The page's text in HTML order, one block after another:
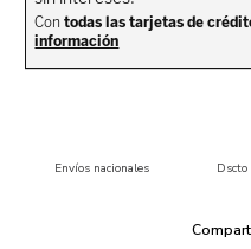
Envíos nacionales Dscto